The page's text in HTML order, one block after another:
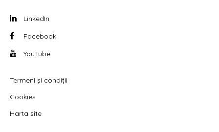
LinkedIn
Facebook
YouTube
Termeni și condiții
Cookies
Harta site